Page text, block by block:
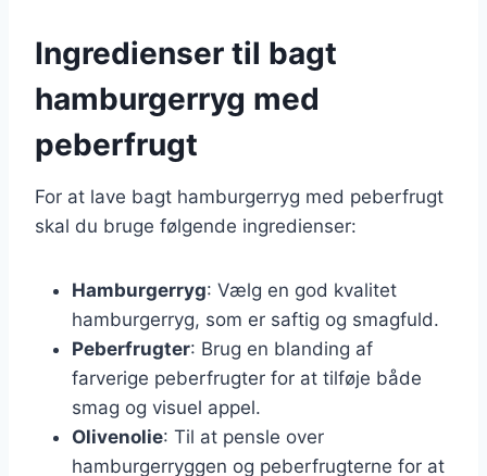
Ingredienser til bagt
hamburgerryg med
peberfrugt
For at lave bagt hamburgerryg med peberfrugt
skal du bruge følgende ingredienser:
Hamburgerryg: Vælg en god kvalitet
hamburgerryg, som er saftig og smagfuld.
Peberfrugter: Brug en blanding af
farverige peberfrugter for at tilføje både
smag og visuel appel.
Olivenolie: Til at pensle over
hamburgerryggen og peberfrugterne for at